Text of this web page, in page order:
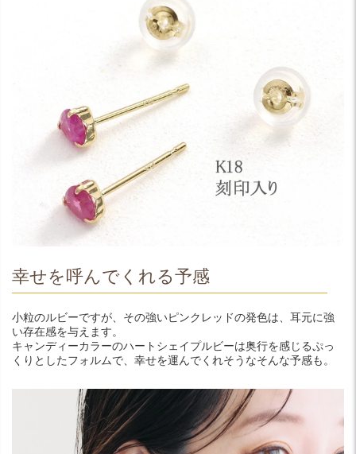
幸せを呼んでくれる予感
小粒のルビーですが、その強いピンクレッドの発色は、耳元に強
い存在感を与えます。
キャンディーカラーのハートシェイプルビーは奥行を感じるぷっ
くりとしたフォルムで、幸せを運んでくれそうなそんな予感も。